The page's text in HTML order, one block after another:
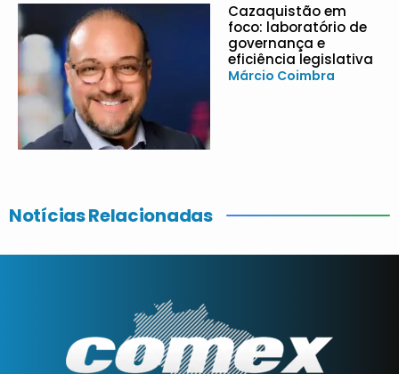
Cazaquistão em
foco: laboratório de
governança e
eficiência legislativa
Márcio Coimbra
Notícias Relacionadas